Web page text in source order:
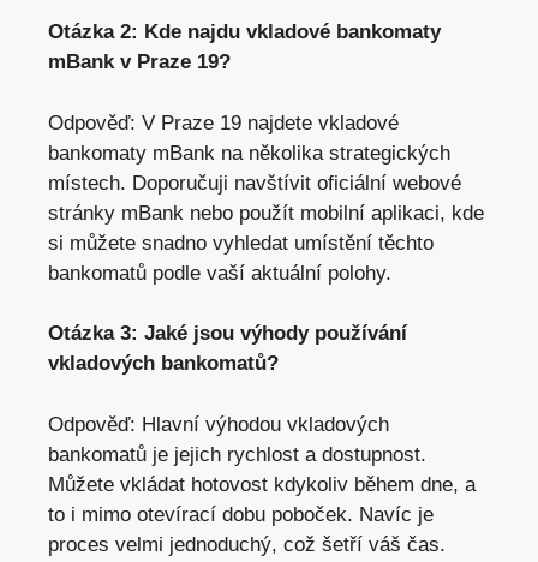
Otázka 2: Kde najdu⁤ vkladové ‌bankomaty
mBank v Praze‍ 19?
Odpověď: V ‌Praze 19 najdete vkladové​
bankomaty mBank ‍na několika strategických
místech. Doporučuji navštívit oficiální webové
stránky mBank ‌nebo použít mobilní aplikaci, kde⁣
si můžete⁤ snadno vyhledat ‌umístění​ těchto
bankomatů podle vaší aktuální polohy.
Otázka 3: Jaké jsou ​výhody používání
vkladových bankomatů?
Odpověď: Hlavní výhodou vkladových‌
bankomatů je⁣ jejich rychlost ⁤a dostupnost.​
Můžete ‌vkládat hotovost kdykoliv ‍během dne, a
to i ‍mimo otevírací dobu poboček. Navíc je
proces velmi‍ jednoduchý, což šetří váš čas.